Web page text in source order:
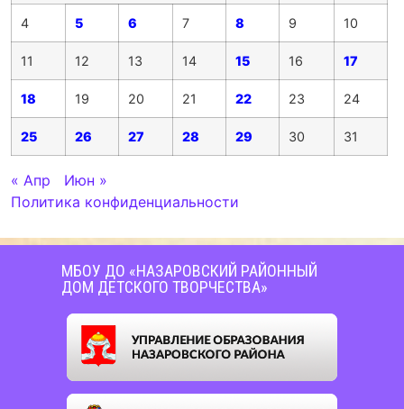
4 5 6 7 8 9 10
11 12 13 14 15 16 17
18 19 20 21 22 23 24
25 26 27 28 29 30 31
« Апр
Июн »
Политика конфиденциальности
МБОУ ДО «НАЗАРОВСКИЙ РАЙОННЫЙ
ДОМ ДЕТСКОГО ТВОРЧЕСТВА»